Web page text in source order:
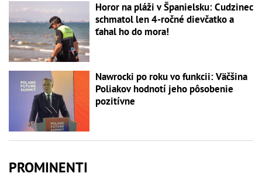
Horor na pláži v Španielsku: Cudzinec
schmatol len 4-ročné dievčatko a
ťahal ho do mora!
Nawrocki po roku vo funkcii: Väčšina
Poliakov hodnotí jeho pôsobenie
pozitívne
PROMINENTI